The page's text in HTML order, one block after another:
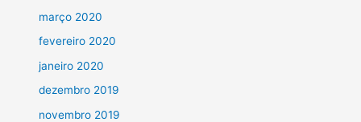
março 2020
fevereiro 2020
janeiro 2020
dezembro 2019
novembro 2019